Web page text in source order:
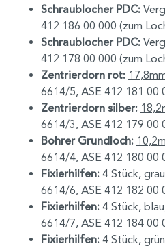
Schraublocher PDC:
412 186 00 000 (zum
Schraublocher PDC:
412 178 00 000 (zum
Zentrierdorn rot:
6614/5, ASE 412 181 00
Zentrierdorn silber:
6614/3, ASE 412 179 00
Bohrer Grundloch:
6614/4, ASE 412 180 00
Fixierhilfen: 4 Stück,
6614/6, ASE 412 182 00
Fixierhilfen: 4 Stück,
6614/7, ASE 412 184 00
Fixierhilfen: 4 Stück,